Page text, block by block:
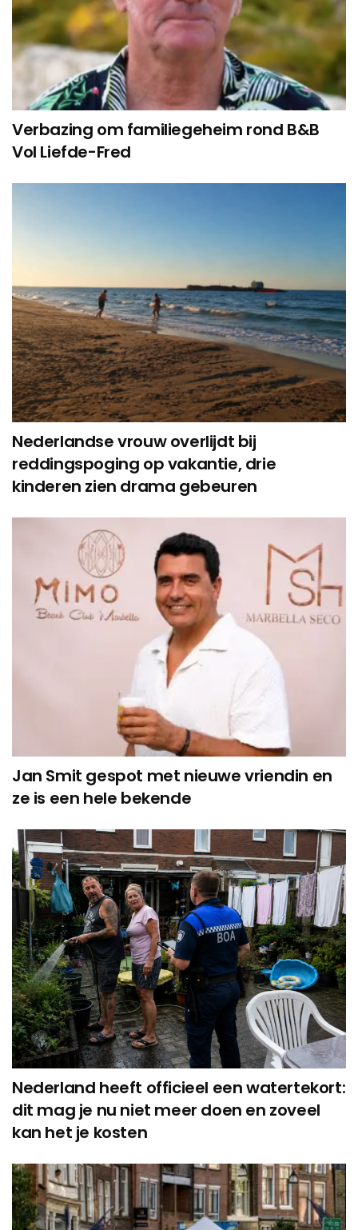
Verbazing om familiegeheim rond B&B
Vol Liefde-Fred
Nederlandse vrouw overlijdt bij
reddingspoging op vakantie, drie
kinderen zien drama gebeuren
Jan Smit gespot met nieuwe vriendin en
ze is een hele bekende
Nederland heeft officieel een watertekort:
dit mag je nu niet meer doen en zoveel
kan het je kosten